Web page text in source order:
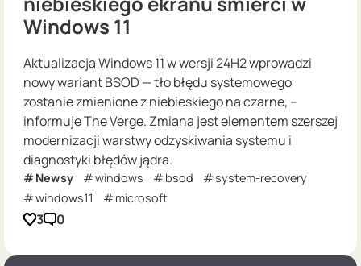
Windows 11
Aktualizacja Windows 11 w wersji 24H2 wprowadzi
nowy wariant BSOD — tło błędu systemowego
zostanie zmienione z niebieskiego na czarne, –
informuje The Verge. Zmiana jest elementem szerszej
modernizacji warstwy odzyskiwania systemu i
diagnostyki błędów jądra.
Newsy windows bsod
system-recovery
windows11
microsoft
3 0